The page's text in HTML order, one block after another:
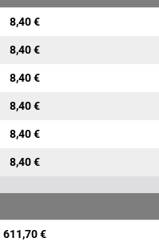
8,40 €
8,40 €
8,40 €
8,40 €
8,40 €
8,40 €
611,70 €